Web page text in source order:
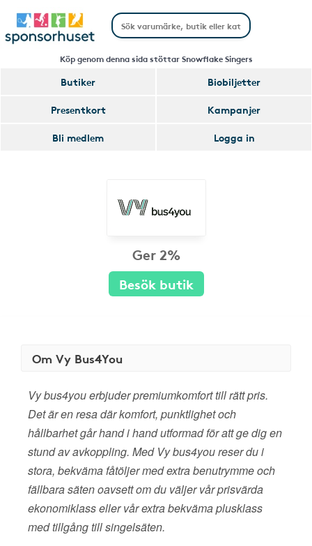
Köp genom denna sida stöttar Snowflake Singers
Butiker
Biobiljetter
Presentkort
Kampanjer
Bli medlem
Logga in
Ger 2%
Besök butik
Om Vy Bus4You
Vy bus4you erbjuder premiumkomfort till rätt pris.
Det är en resa där komfort, punktlighet och
hållbarhet går hand i hand utformad för att ge dig en
stund av avkoppling. Med Vy bus4you reser du i
stora, bekväma fåtöljer med extra benutrymme och
fällbara säten oavsett om du väljer vår prisvärda
ekonomiklass eller vår extra bekväma plusklass
med tillgång till singelsäten.